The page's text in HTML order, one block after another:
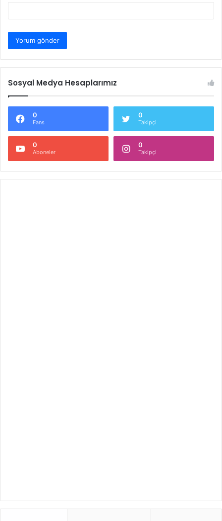
Sosyal Medya Hesaplarımız
0
Fans
0
Takipçi
0
Aboneler
0
Takipçi